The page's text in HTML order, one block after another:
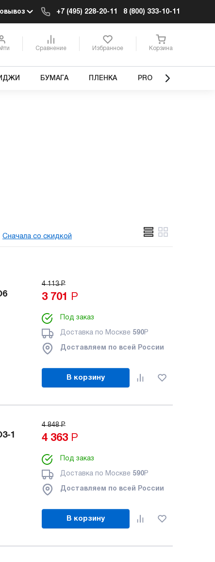
+7 (495) 228-20-11 8 (800) 333-10-11
Сравнение Избранное Корзина
БУМАГА ПЛЕНКА PRO
Сначала со скидкой
4 113 Р
3 701 Р
Под заказ
Доставка по Москве 590Р
Доставляем по всей России
В корзину
1
4 848 Р
4 363 Р
Под заказ
Доставка по Москве 590Р
Доставляем по всей России
В корзину